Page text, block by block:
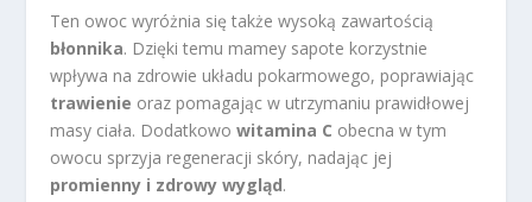
Ten owoc wyróżnia się także wysoką zawartością
błonnika. Dzięki temu mamey sapote korzystnie
wpływa na zdrowie układu pokarmowego, poprawiając
trawienie oraz pomagając w utrzymaniu prawidłowej
masy ciała. Dodatkowowitamina C obecna w tym
owocu sprzyja regeneracji skóry, nadając jej
promienny i zdrowy wygląd.